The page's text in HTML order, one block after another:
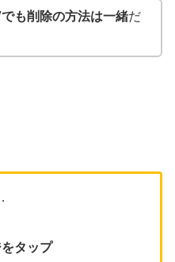
でも削除の方法は一緒だ
タップ